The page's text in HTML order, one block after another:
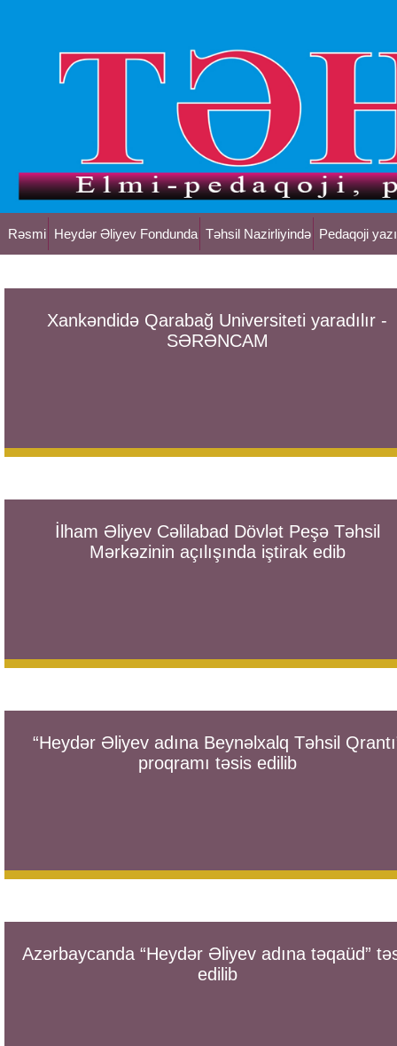
Rəsmi Heydər Əliyev Fondunda Təhsil Nazirliyində Pedaqoji
Xankəndidə Qarabağ Universiteti yaradılır -
SƏRƏNCAM
İlham Əliyev Cəlilabad Dövlət Peşə Təhsil
Mərkəzinin açılışında iştirak edib
“Heydər Əliyev adına Beynəlxalq Təhsil
proqramı təsis edilib
Azərbaycanda “Heydər Əliyev adına təqaüd”
edilib